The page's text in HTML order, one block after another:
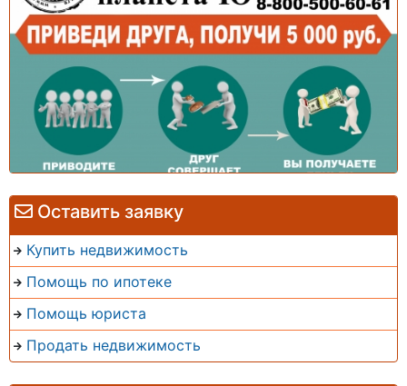
Оставить заявку
Купить недвижимость
Помощь по ипотеке
Помощь юриста
Продать недвижимость